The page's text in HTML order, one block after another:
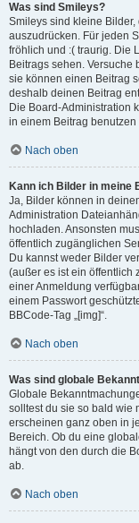
Was sind Smileys?
Smileys sind kleine Bilder,
auszudrücken. Für jeden
fröhlich und :( traurig. Die
Beitrags sehen. Versuche
sie können einen Beitrag
deshalb deinen Beitrag
Die Board-Administration
in einem Beitrag benutzen
Nach oben
Kann ich Bilder in meine
Ja, Bilder können in
Administration
hochladen. Ansonsten
öffentlich zugänglichen
Du kannst weder Bilder
(außer es ist ein öffentlich
einer Anmeldung
einem Passwort
BBCode-Tag „[img]“.
Nach oben
Was sind globale
Globale
solltest du sie so bald wie
erscheinen ganz oben in
Bereich. Ob du eine
hängt von den durch die
ab.
Nach oben